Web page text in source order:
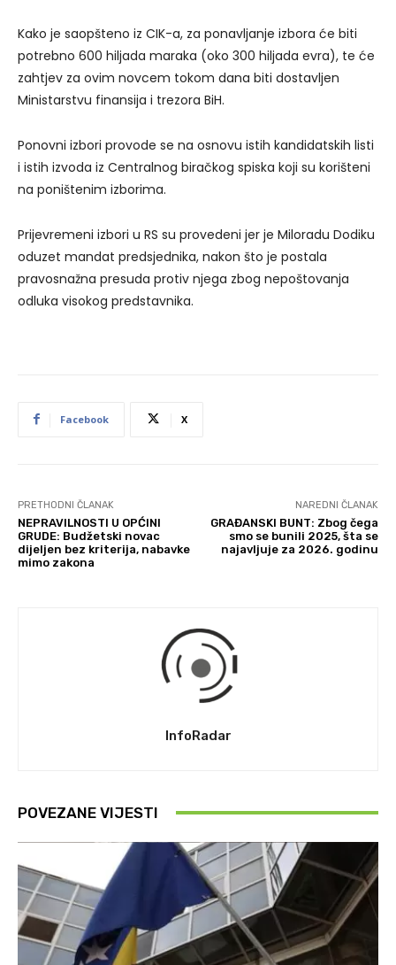
Kako je saopšteno iz CIK-a, za ponavljanje izbora će biti
potrebno 600 hiljada maraka (oko 300 hiljada evra), te će
zahtjev za ovim novcem tokom dana biti dostavljen
Ministarstvu finansija i trezora BiH.
Ponovni izbori provode se na osnovu istih kandidatskih listi
i istih izvoda iz Centralnog biračkog spiska koji su korišteni
na poništenim izborima.
Prijevremeni izbori u RS su provedeni jer je Miloradu Dodiku
oduzet mandat predsjednika, nakon što je postala
pravosnažna presuda protiv njega zbog nepoštovanja
odluka visokog predstavnika.
Facebook X
PRETHODNI ČLANAK
NEPRAVILNOSTI U OPĆINI
GRUDE: Budžetski novac
dijeljen bez kriterija, nabavke
mimo zakona
NAREDNI ČLANAK
GRAĐANSKI BUNT: Zbog čega
smo se bunili 2025, šta se
najavljuje za 2026. godinu
InfoRadar
POVEZANE VIJESTI